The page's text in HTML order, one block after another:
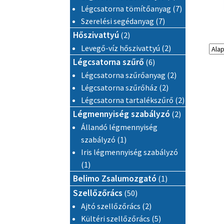
Légcsatorna tömítőanyag 77 termék
Szerelési segédanyag 77 termék
Hőszivattyú 22 termék
Levegő-víz hőszivattyú 22 termék
Légcsatorna szűrő 66 termék
Légcsatorna szűrőanyag 22 termék
Légcsatorna szűrőház 22 termék
Légcsatorna tartalékszűrő 22 termék
Légmennyiség szabályzó 22 termék
Állandó légmennyiség
szabályzó 11 termék
Iris légmennyiség szabályzó
11 termék
Belimo Zsalumozgató 11 termék
Szellőzőrács 5050 termék
Ajtó szellőzőrács 22 termék
Kültéri szellőzőrács 55 termék